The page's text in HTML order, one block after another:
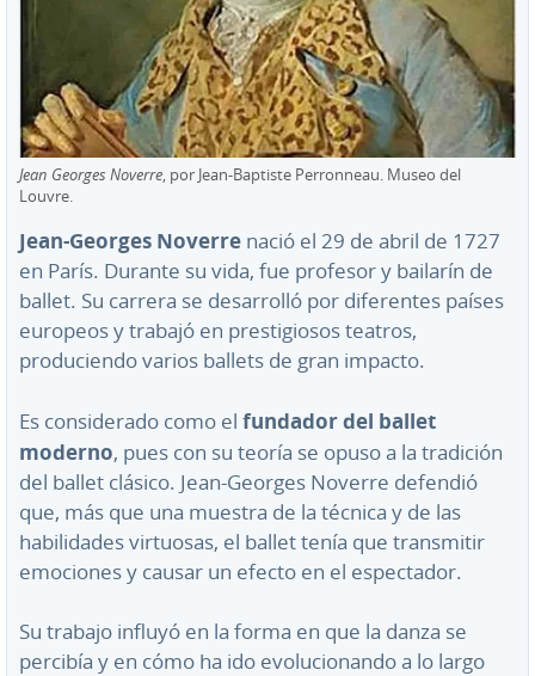
Jean Georges Noverre, por Jean-Baptiste Perronneau. Museo del
Louvre.
Jean-Georges Noverre nació el 29 de abril de 1727
en París. Durante su vida, fue profesor y bailarín de
ballet. Su carrera se desarrolló por diferentes países
europeos y trabajó en prestigiosos teatros,
produciendo varios ballets de gran impacto.
Es considerado como el fundador del ballet
moderno, pues con su teoría se opuso a la tradición
del ballet clásico. Jean-Georges Noverre defendió
que, más que una muestra de la técnica y de las
habilidades virtuosas, el ballet tenía que transmitir
emociones y causar un efecto en el espectador.
Su trabajo influyó en la forma en que la danza se
percibía y en cómo ha ido evolucionando a lo largo